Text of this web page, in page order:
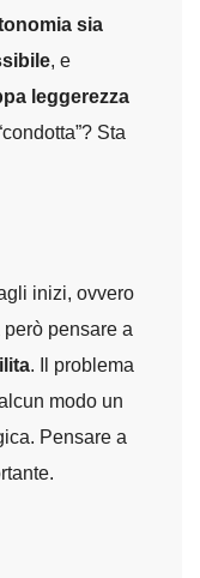
sia
, e
leggerezza
Sta
inizi, ovvero
però pensare a
. Il problema
modo un
Pensare a